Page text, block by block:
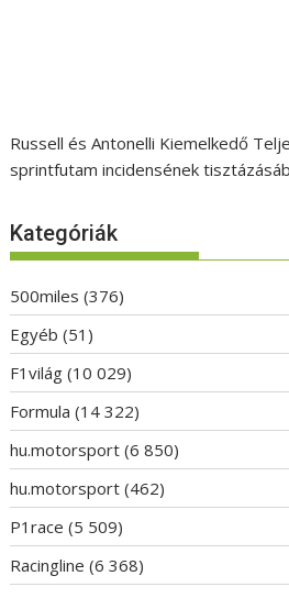
Russell és Antonelli Kiemelkedő
sprintfutam incidensének
Kategóriák
500miles (376)
Egyéb (51)
F1világ (10 029)
Formula (14 322)
hu.motorsport (6 850)
hu.motorsport (462)
P1race (5 509)
Racingline (6 368)